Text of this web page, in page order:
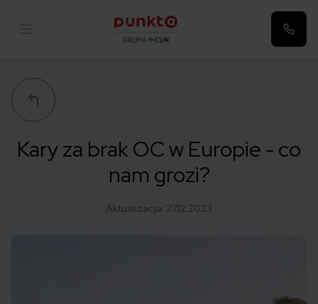
Kary za brak OC w Europie - co
nam grozi?
Aktualizacja: 27.12.2023